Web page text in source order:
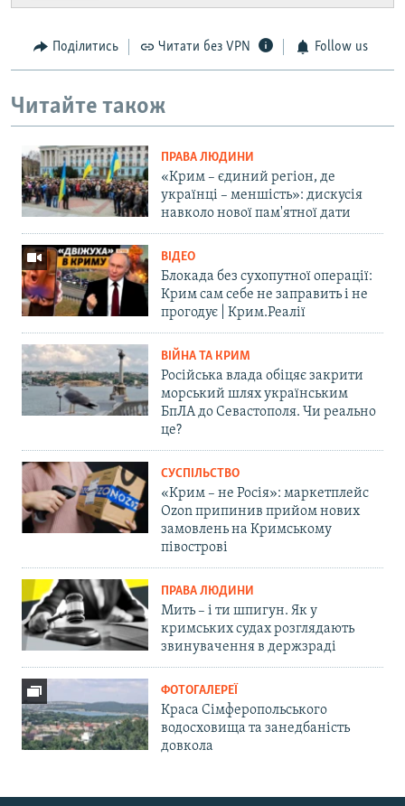
Поділитись Читати без VPN Follow us
Читайте також
ПРАВА ЛЮДИНИ
«Крим – єдиний регіон, де
українці – меншість»: дискусія
навколо нової пам'ятної дати
ВІДЕО
Блокада без сухопутної операції:
Крим сам себе не заправить і не
прогодує | Крим.Реалії
ВІЙНА ТА КРИМ
Російська влада обіцяє закрити
морський шлях українським
БпЛА до Севастополя. Чи реально
це?
СУСПІЛЬСТВО
«Крим – не Росія»: маркетплейс
Ozon припинив прийом нових
замовлень на Кримському
півострові
ПРАВА ЛЮДИНИ
Мить – і ти шпигун. Як у
кримських судах розглядають
звинувачення в держзраді
ФОТОГАЛЕРЕЇ
Краса Сімферопольського
водосховища та занедбаність
довкола